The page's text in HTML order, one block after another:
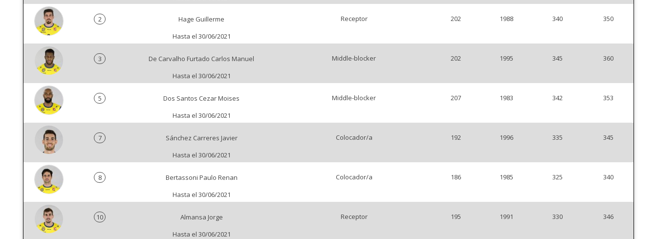
2
Hage Guillerme
Hasta el 30/06/2021
Receptor 202 1988 340 350
3
De Carvalho Furtado Carlos Manuel
Hasta el 30/06/2021
Middle-blocker 202 1995 345 360
5
Dos Santos Cezar Moises
Hasta el 30/06/2021
Middle-blocker 207 1983 342 353
7
Sánchez Carreres Javier
Hasta el 30/06/2021
Colocador/a 192 1996 335 345
8
Bertassoni Paulo Renan
Hasta el 30/06/2021
Colocador/a 186 1985 325 340
10
Almansa Jorge
Hasta el 30/06/2021
Receptor 195 1991 330 346